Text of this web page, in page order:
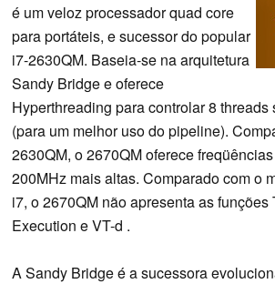
é um veloz processador quad core
para portáteis, e sucessor do popular
i7-2630QM. Baseia-se na arquitetura
Sandy Bridge e oferece
Hyperthreading para controlar 8
(para um melhor uso do pipeline).
2630QM, o 2670QM oferece
200MHz mais altas. Comparado com o
i7, o 2670QM não apresenta as funções
Execution e VT-d .
A Sandy Bridge é a sucessora